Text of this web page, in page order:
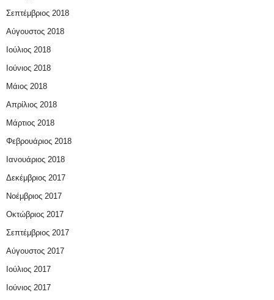
Σεπτέμβριος 2018
Αύγουστος 2018
Ιούλιος 2018
Ιούνιος 2018
Μάιος 2018
Απρίλιος 2018
Μάρτιος 2018
Φεβρουάριος 2018
Ιανουάριος 2018
Δεκέμβριος 2017
Νοέμβριος 2017
Οκτώβριος 2017
Σεπτέμβριος 2017
Αύγουστος 2017
Ιούλιος 2017
Ιούνιος 2017